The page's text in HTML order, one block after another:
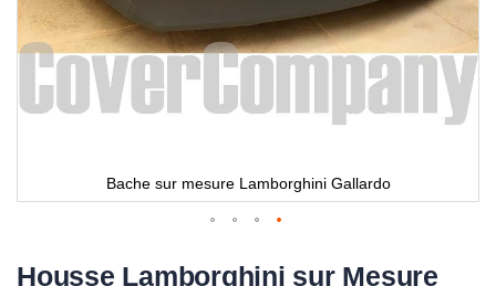
Bache sur mesure Lamborghini Gallardo
Housse Lamborghini sur Mesure